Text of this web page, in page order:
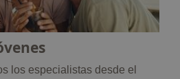
los especialistas desde el